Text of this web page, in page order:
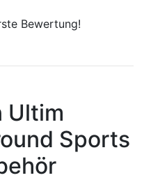
Bewertung!
Ultim
Sports